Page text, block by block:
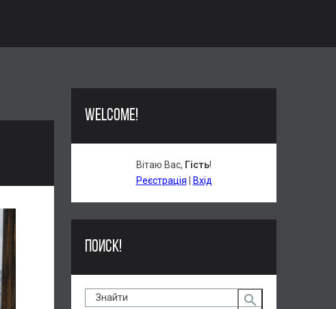
WELCOME!
Вітаю Вас, Гість!
Реєстрація
Вхід
ПОИСК!